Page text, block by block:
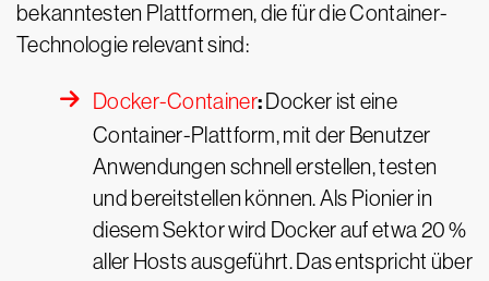
bekanntesten Plattformen, die für die Container-
Technologie relevant sind:
Docker-Container: Docker ist eine
Container-Plattform, mit der Benutzer
Anwendungen schnell erstellen, testen
und bereitstellen können. Als Pionier in
diesem Sektor wird Docker auf etwa 20 %
aller Hosts ausgeführt. Das entspricht über